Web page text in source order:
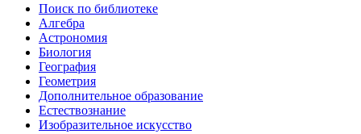
Поиск по библиотеке
Алгебра
Астрономия
Биология
География
Геометрия
Дополнительное образование
Естествознание
Изобразительное искусство